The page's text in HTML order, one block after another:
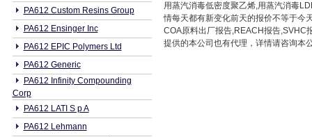
PA612 Custom Resins Group
PA612 Ensinger Inc
PA612 EPIC Polymers Ltd
PA612 Generic
PA612 Infinity Compounding
Corp
PA612 LATI S p A
PA612 Lehmann
用蒸汽消毒低密度聚乙烯,用蒸汽消毒
情每天都有新变化前天的报价不等于今
COA原料出厂报告,REACH报告,SVHC
提供的本公司也有代理，详情请咨询